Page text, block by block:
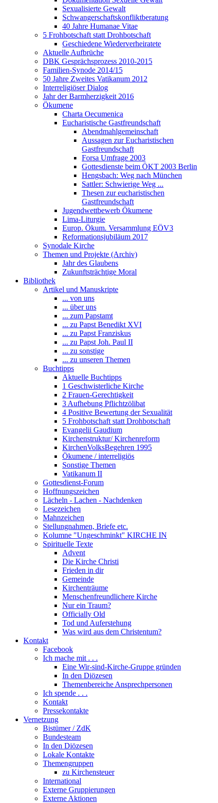
Sexualisierte Gewalt
Schwangerschaftskonfliktberatung
40 Jahre Humanae Vitae
5 Frohbotschaft statt Drohbotschaft
Geschiedene Wiederverheiratete
Aktuelle Aufbrüche
DBK Gesprächsprozess 2010-2015
Familien-Synode 2014/15
50 Jahre Zweites Vatikanum 2012
Interreligiöser Dialog
Jahr der Barmherzigkeit 2016
Ökumene
Charta Oecumenica
Eucharistische Gastfreundschaft
Abendmahlgemeinschaft
Aussagen zur Eucharistischen
Gastfreundschaft
Forsa Umfrage 2003
Gottesdienste beim ÖKT 2003 Berlin
Hengsbach: Weg nach München
Sattler: Schwierige Weg ...
Thesen zur eucharistischen
Gastfreundschaft
Jugendwettbewerb Ökumene
Lima-Liturgie
Europ. Ökum. Versammlung EÖV3
Reformationsjubiläum 2017
Synodale Kirche
Themen und Projekte (Archiv)
Jahr des Glaubens
Zukunftsträchtige Moral
Bibliothek
Artikel und Manuskripte
... von uns
... über uns
... zum Papstamt
... zu Papst Benedikt XVI
... zu Papst Franziskus
... zu Papst Joh. Paul II
... zu sonstige
... zu unseren Themen
Buchtipps
Aktuelle Buchtipps
1 Geschwisterliche Kirche
2 Frauen-Gerechtigkeit
3 Aufhebung Pflichtzölibat
4 Positive Bewertung der Sexualität
5 Frohbotschaft statt Drohbotschaft
Evangelii Gaudium
Kirchenstruktur/ Kirchenreform
KirchenVolksBegehren 1995
Ökumene / interreligiös
Sonstige Themen
Vatikanum II
Gottesdienst-Forum
Hoffnungszeichen
Lächeln - Lachen - Nachdenken
Lesezeichen
Mahnzeichen
Stellungnahmen, Briefe etc.
Kolumne "Ungeschminkt" KIRCHE IN
Spirituelle Texte
Advent
Die Kirche Christi
Frieden in dir
Gemeinde
Kirchenträume
Menschenfreundlichere Kirche
Nur ein Traum?
Officially Old
Tod und Auferstehung
Was wird aus dem Christentum?
Kontakt
Facebook
Ich mache mit . . .
Eine Wir-sind-Kirche-Gruppe gründen
In den Diözesen
Themenbereiche Ansprechpersonen
Ich spende . . .
Kontakt
Pressekontakte
Vernetzung
Bistümer / ZdK
Bundesteam
In den Diözesen
Lokale Kontakte
Themengruppen
zu Kirchensteuer
International
Externe Gruppierungen
Externe Aktionen